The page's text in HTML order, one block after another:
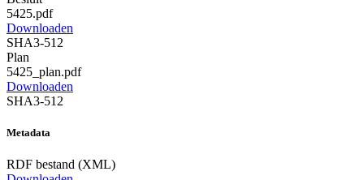
5425.pdf
Downloaden
SHA3-512
Plan
5425_plan.pdf
Downloaden
SHA3-512
Metadata
RDF bestand (XML)